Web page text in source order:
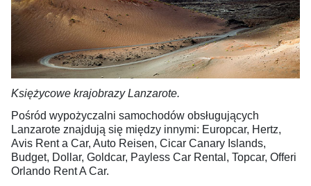
Księżycowe krajobrazy Lanzarote.
Pośród wypożyczalni samochodów obsługujących
Lanzarote znajdują się między innymi: Europcar, Hertz,
Avis Rent a Car, Auto Reisen, Cicar Canary Islands,
Budget, Dollar, Goldcar, Payless Car Rental, Topcar, Offeri
Orlando Rent A Car.